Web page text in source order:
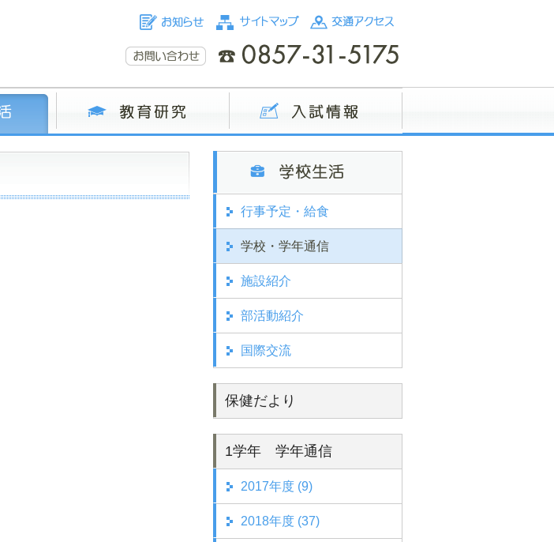
行事予定・給食
学校・学年通信
施設紹介
部活動紹介
国際交流
保健だより
1学年 学年通信
2017年度 (9)
2018年度 (37)